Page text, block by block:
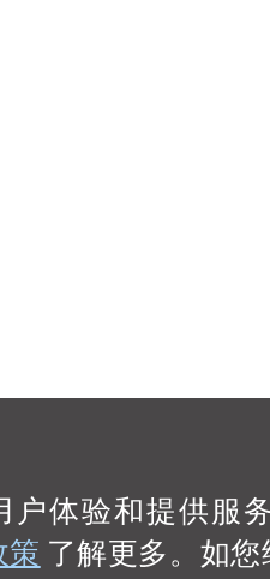
户体验和提供服
策 了解更多。如